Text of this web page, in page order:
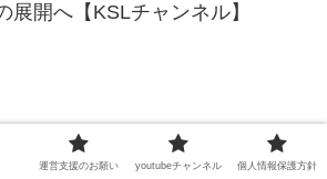
展開へ【KSLチャンネル】
運営支援のお願い youtubeチャンネル 個人情報保護方針